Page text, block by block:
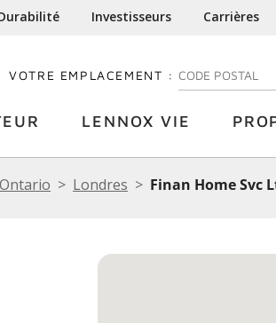
Investisseurs Carrières
VOTRE EMPLACEMENT : ENTREZ VOTRE
LENNOX VIE
Ontario Londres Finan Home Svc